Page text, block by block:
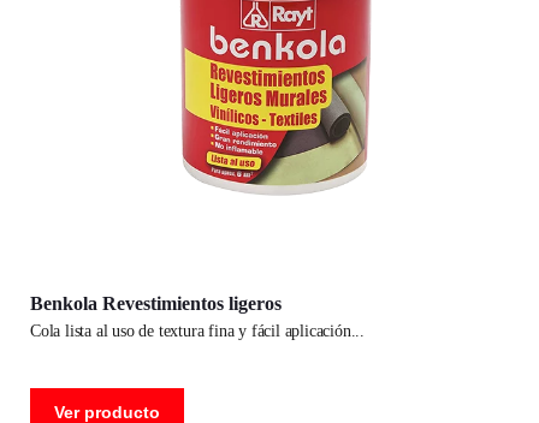
Benkola Revestimientos ligeros
cola lista al uso de textura fina y fácil aplicación
Ver producto